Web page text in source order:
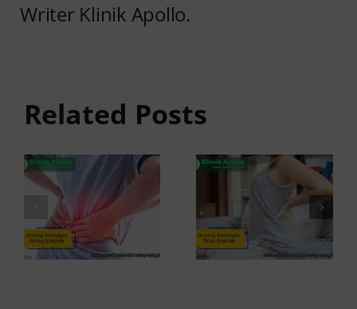
Writer Klinik Apollo.
Related Posts
Sering
Kambuh
dan Cara
Atasinya
Penyebab
dan
Solusinya